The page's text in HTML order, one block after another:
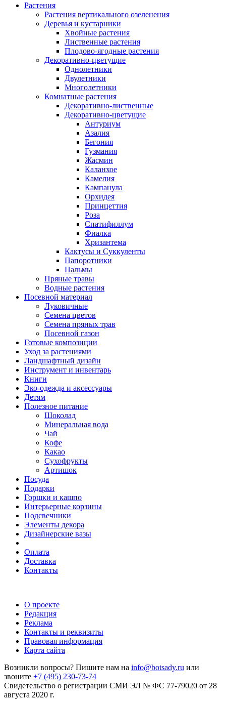
Растения
Растения вертикального озеленения
Деревья и кустарники
Хвойные растения
Лиственные растения
Плодово-ягодные растения
Декоративно-цветущие
Однолетники
Двулетники
Многолетники
Комнатные растения
Декоративно-лиственные
Декоративно-цветущие
Антуриум
Азалия
Бегония
Гузмания
Жасмин
Каланхое
Камелия
Кампанула
Орхидея
Принцеттия
Роза
Спатифиллум
Фиалка
Хризантема
Кактусы и Суккуленты
Папоротники
Пальмы
Пряные травы
Водные растения
Посевной материал
Луковичные
Семена цветов
Семена пряных трав
Посевной газон
Готовые композиции
Уход за растениями
Ландшафтный дизайн
Инструмент и инвентарь
Книги
Эко-одежда и аксессуары
Детям
Полезное питание
Шоколад
Минеральная вода
Чай
Кофе
Какао
Сухофрукты
Артишок
Посуда
Подарки
Горшки и кашпо
Интерьерные корзины
Подсвечники
Элементы декора
Дизайнерские вазы
Оплата
Доставка
Контакты
О проекте
Редакция
Реклама
Контакты и реквизиты
Правовая информация
Карта сайта
Возникли вопросы? Пишите нам на info@botsady.ru или
звоните +7 (495) 230-73-74
Свидетельство о регистрации СМИ ЭЛ № ФС 77-79020 от 28
августа 2020 г.